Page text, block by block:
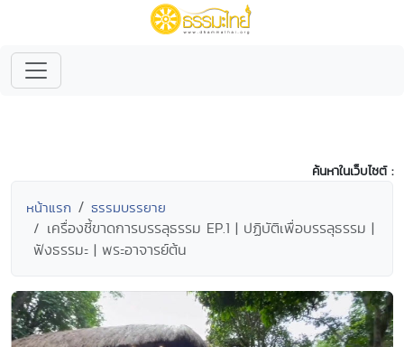
ค้นหาในเว็บไซต์ :
หน้าแรก ธรรมบรรยาย
เครื่องชี้ขาดการบรรลุธรรม EP.1 | ปฏิบัติเพื่อบรรลุธรรม |
ฟังธรรมะ | พระอาจารย์ต้น